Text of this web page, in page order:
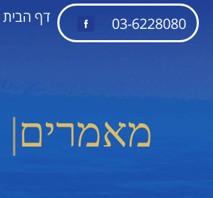
03-6228080 דף הבית
מאמרים|